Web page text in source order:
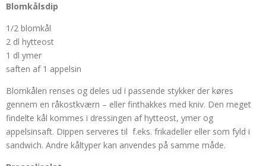
Blomkålsdip
1/2 blomkål
2 dl hytteost
1 dl ymer
saften af 1 appelsin
Blomkålen renses og deles ud i passende stykker der køres
gennem en råkostkværn – eller finthakkes med kniv. Den meget
findelte kål kommes i dressingen af hytteost, ymer og
appelsinsaft. Dippen serveres til f.eks. frikadeller eller som fyld i
sandwich. Andre kåltyper kan anvendes på samme måde.